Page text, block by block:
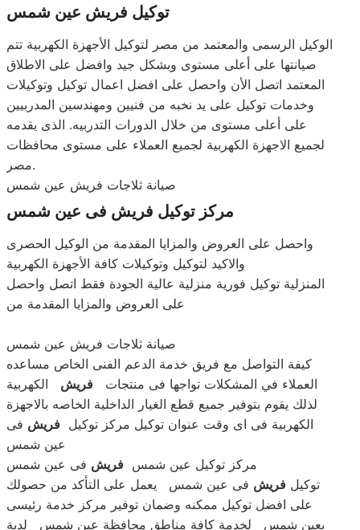
توكيل فريش عين شمس
الوكيل الرسمى والمعتمد من مصر لتوكيل الأجهزة الكهربية تتم
صيانتها على أعلى مستوى وبشكل جيد وافضل على الاطلاق
المعتمد اتصل الأن واحصل على افضل اعمال توكيل وتوكيلات
وخدمات توكيل على يد نخبه من فنيين ومهندسين المدربيين
على أعلى مستوى من خلال الدورات التدربيه. الذى يقدمه
لجميع الاجهزة الكهربية لجميع العملاء على مستوى محافظات
مصر.
صيانة ثلاجات فريش عين شمس
مركز توكيل فريش فى عين شمس
واحصل على العروض والمزايا المقدمة من الوكيل الحصرى
والاكيد لتوكيل وتوكيلات كافة الأجهزة الكهربية
المنزلية توكيل فورية منزلية عالية الجودة فقط اتصل واحصل
على العروض والمزايا المقدمة من
صيانة ثلاجات فريش عين شمس
كيفة التواصل مع فريق خدمة الدعم الفنى الخاص مساعده
العملاء في المشكلات تواجها فى منتجات فريش الكهربية
لذلك يقوم بتوفير جميع قطع الغيار الداخلية الخاصه بالاجهزة
الكهربية فى اى وقت عنوان توكيل مركز توكيل فريش فى
عين شمس
مركز توكيل عين شمس فريش فى عين شمس
توكيل فريش فى عين شمس يعمل على التأكد من حصولك
على افضل توكيل ممكنه وضمان توفير مركز خدمة رئيسى
بعين شمس لخدمة كافة مناطق محافظة عين شمس لدية